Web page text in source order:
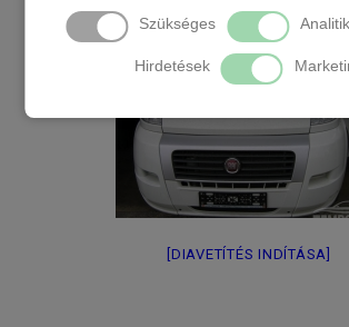
Szükséges
Hirdetések
[DIAVETÍTÉS INDÍTÁSA]